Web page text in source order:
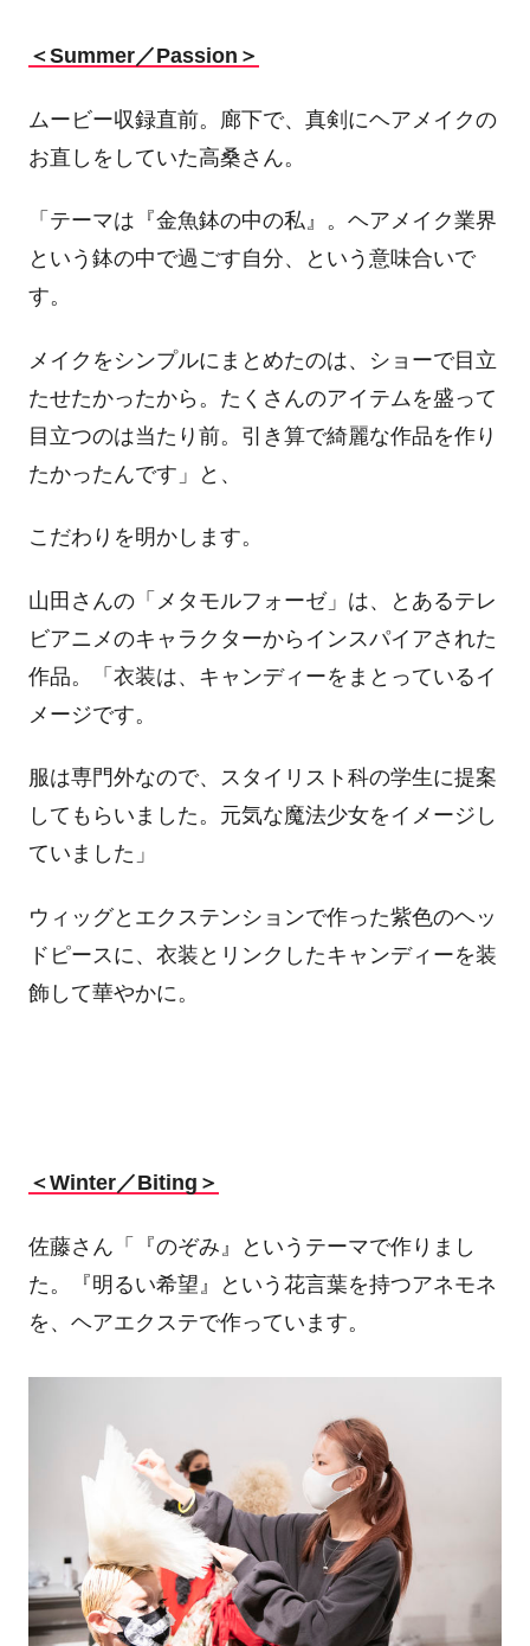
＜Summer／Passion＞
ムービー収録直前。廊下で、真剣にヘアメイクの
お直しをしていた高桑さん。
「テーマは『金魚鉢の中の私』。ヘアメイク業界
という鉢の中で過ごす自分、という意味合いで
す。
メイクをシンプルにまとめたのは、ショーで目立
たせたかったから。たくさんのアイテムを盛って
目立つのは当たり前。引き算で綺麗な作品を作り
たかったんです」と、
こだわりを明かします。
山田さんの「メタモルフォーゼ」は、とあるテレ
ビアニメのキャラクターからインスパイアされた
作品。「衣装は、キャンディーをまとっているイ
メージです。
服は専門外なので、スタイリスト科の学生に提案
してもらいました。元気な魔法少女をイメージし
ていました」
ウィッグとエクステンションで作った紫色のヘッ
ドピースに、衣装とリンクしたキャンディーを装
飾して華やかに。
＜Winter／Biting＞
佐藤さん「『のぞみ』というテーマで作りまし
た。『明るい希望』という花言葉を持つアネモネ
を、ヘアエクステで作っています。